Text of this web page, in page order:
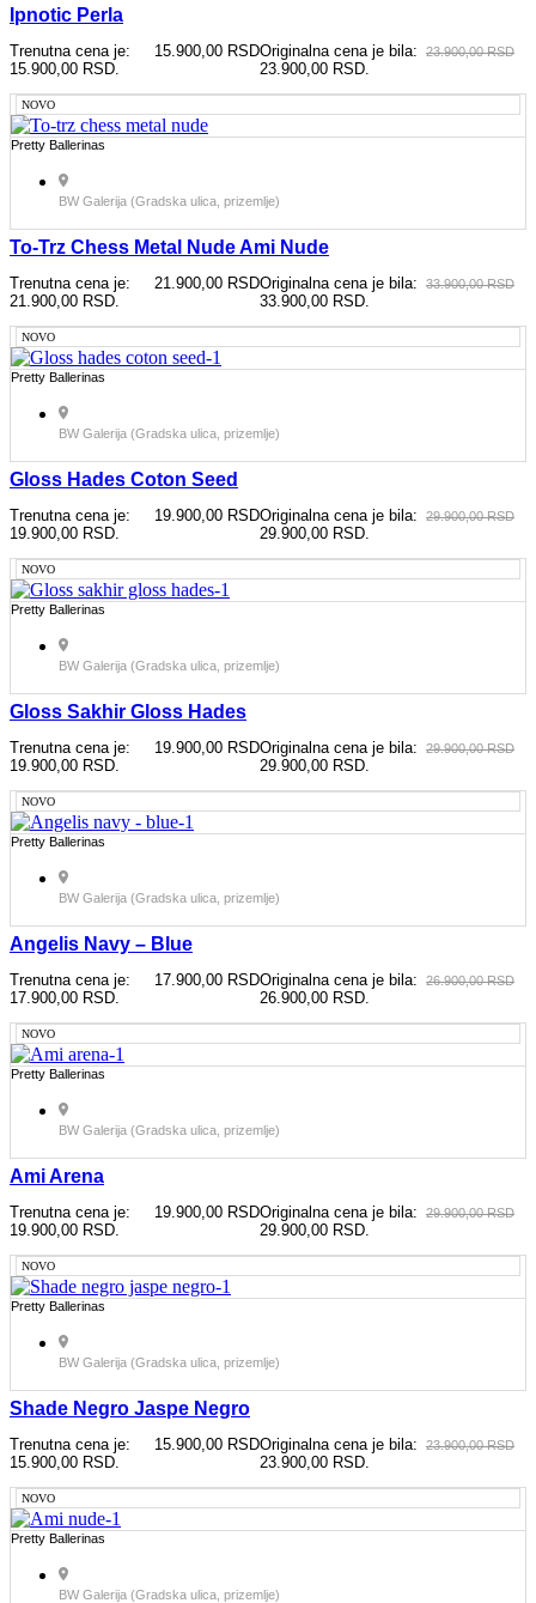
Ipnotic Perla
23.900,00RSD
Originalna cena je bila:
23.900,00 RSD.
15.900,00 RSD
Trenutna cena je:
15.900,00 RSD.
NOVO
Pretty Ballerinas
BW Galerija (Gradska ulica, prizemlje)
To-Trz Chess Metal Nude Ami Nude
33.900,00RSD
Originalna cena je bila:
33.900,00 RSD.
21.900,00 RSD
Trenutna cena je:
21.900,00 RSD.
NOVO
Pretty Ballerinas
BW Galerija (Gradska ulica, prizemlje)
Gloss Hades Coton Seed
29.900,00RSD
Originalna cena je bila:
29.900,00 RSD.
19.900,00 RSD
Trenutna cena je:
19.900,00 RSD.
NOVO
Pretty Ballerinas
BW Galerija (Gradska ulica, prizemlje)
Gloss Sakhir Gloss Hades
29.900,00RSD
Originalna cena je bila:
29.900,00 RSD.
19.900,00 RSD
Trenutna cena je:
19.900,00 RSD.
NOVO
Pretty Ballerinas
BW Galerija (Gradska ulica, prizemlje)
Angelis Navy – Blue
26.900,00RSD
Originalna cena je bila:
26.900,00 RSD.
17.900,00 RSD
Trenutna cena je:
17.900,00 RSD.
NOVO
Pretty Ballerinas
BW Galerija (Gradska ulica, prizemlje)
Ami Arena
29.900,00RSD
Originalna cena je bila:
29.900,00 RSD.
19.900,00 RSD
Trenutna cena je:
19.900,00 RSD.
NOVO
Pretty Ballerinas
BW Galerija (Gradska ulica, prizemlje)
Shade Negro Jaspe Negro
23.900,00RSD
Originalna cena je bila:
23.900,00 RSD.
15.900,00 RSD
Trenutna cena je:
15.900,00 RSD.
NOVO
Pretty Ballerinas
BW Galerija (Gradska ulica, prizemlje)